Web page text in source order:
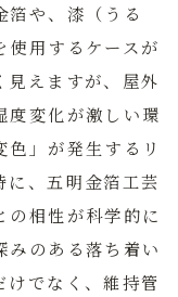
箔や、漆（うる
使用するケースが
見えますが、屋外
度変化が激しい環
」が発生するリ
に、五明金箔工芸
の相性が科学的に
みのある落ち着い
でなく、維持管